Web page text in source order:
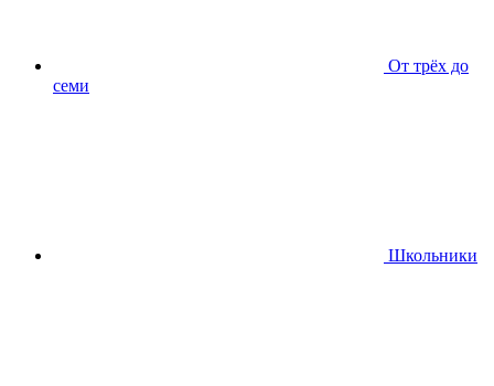
От трёх до
семи
Школьники